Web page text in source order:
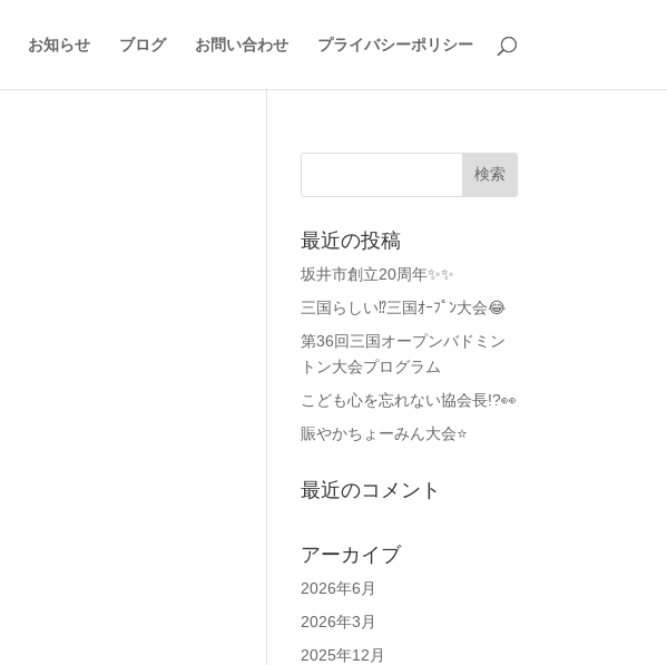
お知らせ ブログ お問い合わせ プライバシーポリシー
最近の投稿
坂井市創立20周年✨✨
三国らしい⁉️三国ｵｰﾌﾟﾝ大会😂
第36回三国オープンバドミン
トン大会プログラム
こども心を忘れない協会長!?👀
賑やかちょーみん大会⭐
最近のコメント
アーカイブ
2026年6月
2026年3月
2025年12月